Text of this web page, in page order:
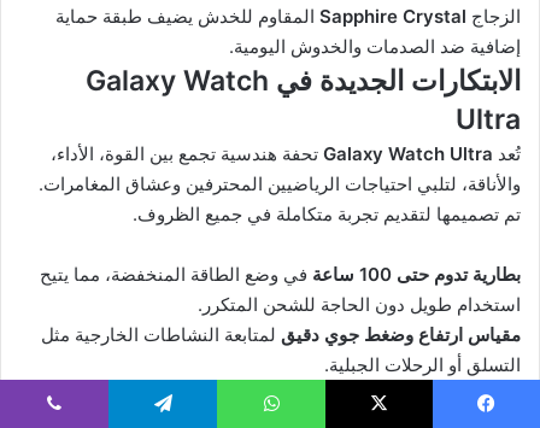
الزجاج Sapphire Crystal المقاوم للخدش يضيف طبقة حماية
إضافية ضد الصدمات والخدوش اليومية.
الابتكارات الجديدة في Galaxy Watch
Ultra
تُعد Galaxy Watch Ultra تحفة هندسية تجمع بين القوة، الأداء،
والأناقة، لتلبي احتياجات الرياضيين المحترفين وعشاق المغامرات.
تم تصميمها لتقديم تجربة متكاملة في جميع الظروف.
بطارية تدوم حتى 100 ساعة
في وضع الطاقة المنخفضة، مما يتيح
استخدام طويل دون الحاجة للشحن المتكرر.
مقياس ارتفاع وضغط جوي دقيق لمتابعة النشاطات الخارجية مثل
التسلق أو الرحلات الجبلية.
أوضاع رياضية احترافية
تشمل الغوص والتسلق والسباقات الطويلة،